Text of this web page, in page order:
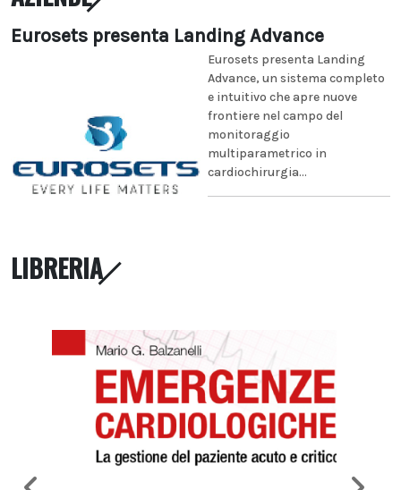
Eurosets presenta Landing Advance
Eurosets presenta Landing
Advance, un sistema completo
e intuitivo che apre nuove
frontiere nel campo del
monitoraggio
multiparametrico in
cardiochirurgia...
LIBRERIA